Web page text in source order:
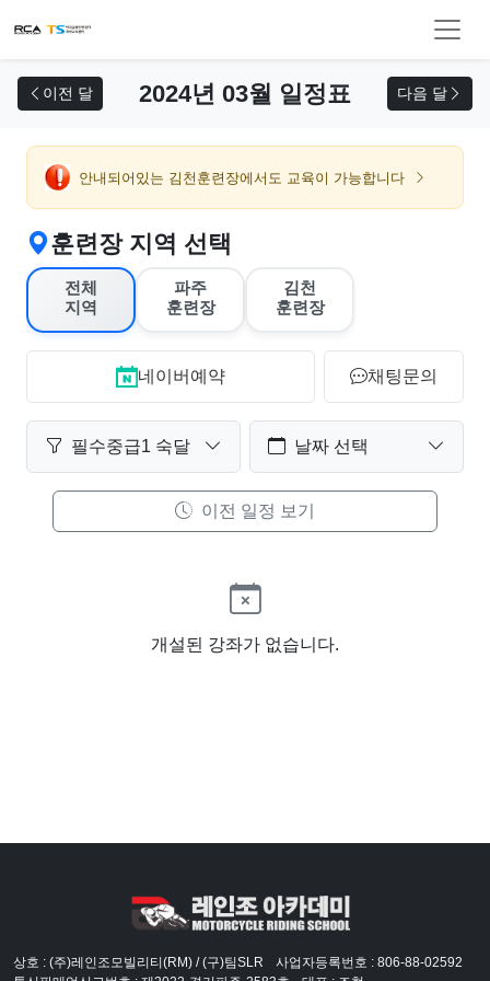
이전 달 2024년 03월 일정표 다음 달
안내되어있는 김천훈련장에서도 교육이 가능합니다
훈련장 지역 선택
전체
지역
파주
훈련장
김천
훈련장
네이버예약 채팅문의
필수중급1 숙달 날짜 선택
이전 일정 보기
개설된 강좌가 없습니다.
상호 : (주)레인조모빌리티(RM) / (구)팀SLR
사업자등록번호 : 806-88-02592